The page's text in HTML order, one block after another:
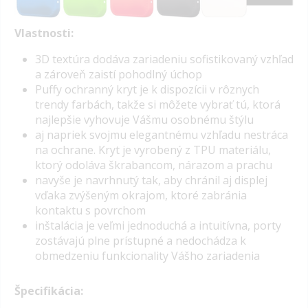
Vlastnosti:
3D textúra dodáva zariadeniu sofistikovaný vzhľad
a zároveň zaistí pohodlný úchop
Puffy ochranný kryt je k dispozícii v rôznych
trendy farbách, takže si môžete vybrať tú, ktorá
najlepšie vyhovuje Vášmu osobnému štýlu
aj napriek svojmu elegantnému vzhľadu nestráca
na ochrane. Kryt je vyrobený z TPU materiálu,
ktorý odoláva škrabancom, nárazom a prachu
navyše je navrhnutý tak, aby chránil aj displej
vďaka zvýšeným okrajom, ktoré zabránia
kontaktu s povrchom
inštalácia je veľmi jednoduchá a intuitívna, porty
zostávajú plne prístupné a nedochádza k
obmedzeniu funkcionality Vášho zariadenia
Špecifikácia: